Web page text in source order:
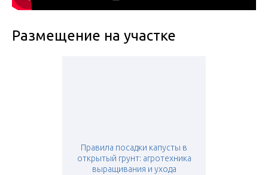
Размещение на участке
Правила посадки капусты в
открытый грунт: агротехника
выращивания и ухода